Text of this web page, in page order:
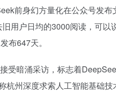
前身幻方量化在公众号发
用户日均的3000阅读，可以
布647天。
受暗涌采访，标志着
杭州深度求索人工智能基础技